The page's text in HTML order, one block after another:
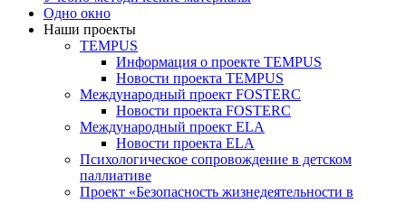
Одно окно
Наши проекты
TEMPUS
Информация о проекте TEMPUS
Новости проекта TEMPUS
Международный проект FOSTERC
Новости проекта FOSTERC
Международный проект ELA
Новости проекта ELA
Психологическое сопровождение в детском
паллиативе
Проект «Безопасность жизнедеятельности в